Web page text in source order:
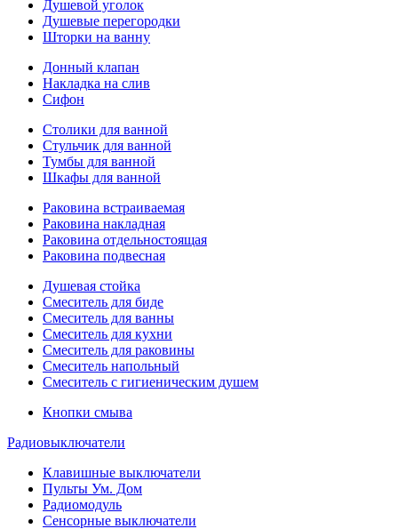
Душевой уголок
Душевые перегородки
Шторки на ванну
Донный клапан
Накладка на слив
Сифон
Столики для ванной
Стульчик для ванной
Тумбы для ванной
Шкафы для ванной
Раковина встраиваемая
Раковина накладная
Раковина отдельностоящая
Раковина подвесная
Душевая стойка
Смеситель для биде
Смеситель для ванны
Смеситель для кухни
Смеситель для раковины
Смеситель напольный
Смеситель с гигиеническим душем
Кнопки смыва
Радиовыключатели
Клавишные выключатели
Пульты Ум. Дом
Радиомодуль
Сенсорные выключатели